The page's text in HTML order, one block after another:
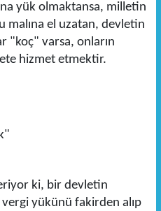
yük olmaktansa, milletin
malına el uzatan, devletin
"koç" varsa, onların
hizmet etmektir.
ki, bir devletin
vergi yükünü fakirden alıp